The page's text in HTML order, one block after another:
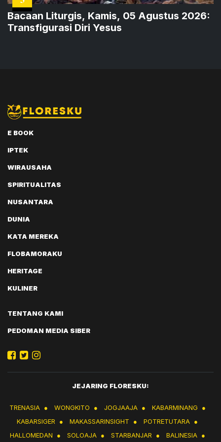
Bacaan Liturgis, Kamis, 05 Agustus 2026:
Transfigurasi Diri Yesus
E BOOK
IPTEK
WIRAUSAHA
SPIRITUALITAS
NUSANTARA
DUNIA
KATA MEREKA
FLOBAMORAKU
HERITAGE
KULINER
TENTANG KAMI
PEDOMAN MEDIA SIBER
JEJARING FLORESKU:
TRENASIA ● WONGKITO ● JOGJAAJA ● KABARMINANG
●
KABARSIGER ● MAKASSARINSIGHT ● POTRETUTARA ●
HALLOMEDAN
● SOLOAJA ● STARBANJAR ● BALINESIA ●